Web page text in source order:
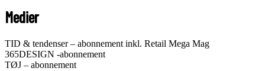
Medier
TID & tendenser – abonnement inkl. Retail Mega Mag
365DESIGN -abonnement
TØJ – abonnement